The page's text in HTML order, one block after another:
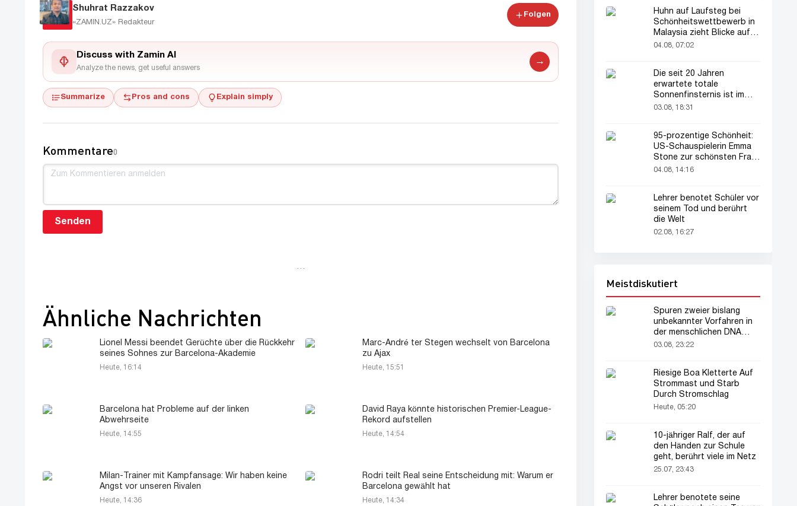
Shuhrat Razzakov
«ZAMIN.UZ» Redakteur
Folgen
Discuss with Zamin AI
Analyze the news, get useful answers
→
Summarize Pros and cons Explain simply
Kommentare0
Senden
…
Ähnliche Nachrichten
Lionel Messi beendet Gerüchte über die Rückkehr
seines Sohnes zur Barcelona-Akademie
Heute, 16:14
Marc-André ter Stegen wechselt von Barcelona
zu Ajax
Heute, 15:51
Barcelona hat Probleme auf der linken
Abwehrseite
Heute, 14:55
David Raya könnte historischen Premier-League-
Rekord aufstellen
Heute, 14:54
Milan-Trainer mit Kampfansage: Wir haben keine
Angst vor unseren Rivalen
Heute, 14:36
Rodri teilt Real seine Entscheidung mit: Warum er
Barcelona gewählt hat
Heute, 14:34
Huhn auf Laufsteg bei
Schönheitswettbewerb in
Malaysia zieht Blicke auf
sich
04.08, 07:02
Die seit 20 Jahren
erwartete totale
Sonnenfinsternis ist im
August zu sehen
03.08, 18:31
95-prozentige Schönheit:
US-Schauspielerin Emma
Stone zur schönsten Frau
der Welt gekürt
04.08, 14:16
Lehrer benotet Schüler vor
seinem Tod und berührt
die Welt
02.08, 16:27
Meistdiskutiert
Spuren zweier bislang
unbekannter Vorfahren in
der menschlichen DNA
entdeckt
03.08, 23:22
Riesige Boa Kletterte Auf
Strommast und Starb
Durch Stromschlag
Heute, 05:20
10-jähriger Ralf, der auf
den Händen zur Schule
geht, berührt viele im Netz
25.07, 23:43
Lehrer benotete seine